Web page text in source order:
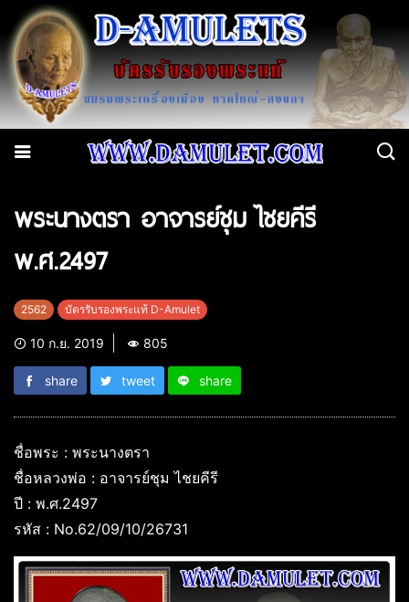
พระนางตรา อาจารย์ชุม ไชยคีรี
พ.ศ.2497
2562 บัตรรับรองพระแท้ D-Amulet
10 ก.ย. 2019 805
share tweet share
ชื่อพระ : พระนางตรา
ชื่อหลวงพ่อ : อาจารย์ชุม ไชยคีรี
ปี : พ.ศ.2497
รหัส : No.62/09/10/26731